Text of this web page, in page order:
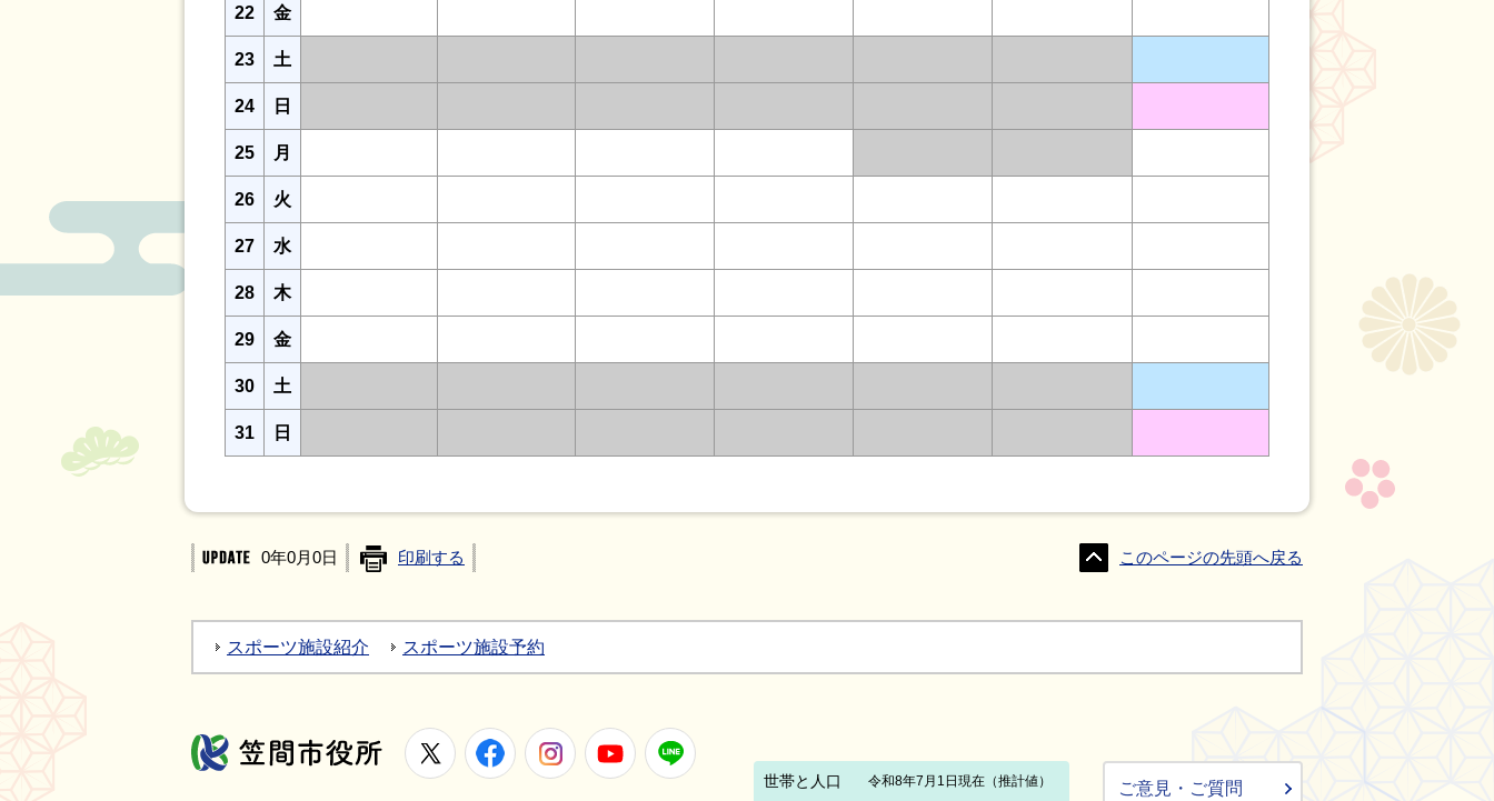
22 金
23 土
24 日
25 月
26 火
27 水
28 木
29 金
30 土
31 日
0年0月0日 印刷する このページの先頭へ戻る
スポーツ施設紹介 スポーツ施設予約
笠間市役所
X FacebookInstagramYoutube
ご意見・ご質問